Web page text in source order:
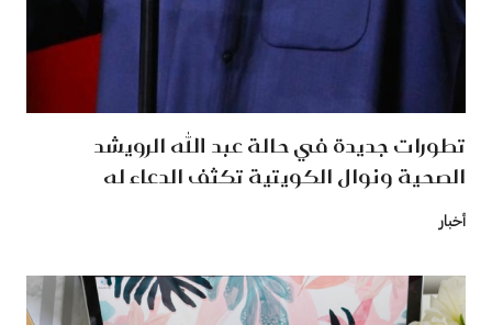
تطورات جديدة في حالة عبد الله الرويشد
الصحية ونوال الكويتية تكثف الدعاء له
أخبار